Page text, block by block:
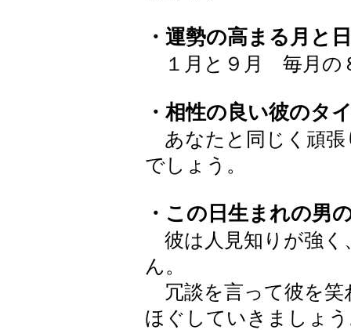
・運勢の高まる月と
１月と９月 毎月の
・相性の良い彼のタ
あなたと同じく頑張
でしょう。
・この日生まれの男
彼は人見知りが強く
ん。
冗談を言って彼を笑
ほぐしていきましょ